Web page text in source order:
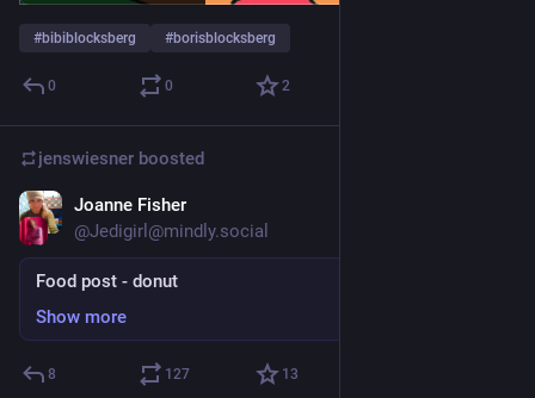
#bibiblocksberg #borisblocksberg
0 0 2
jenswiesner boosted
Joanne Fisher
@Jedigirl@mindly.social
Food post - donut
Show more
8 127 13